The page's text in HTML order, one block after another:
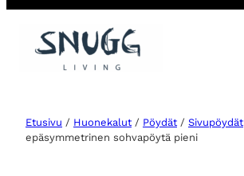
Etusivu / Huonekalut / Pöydät / Sivupöydät
epäsymmetrinen sohvapöytä pieni